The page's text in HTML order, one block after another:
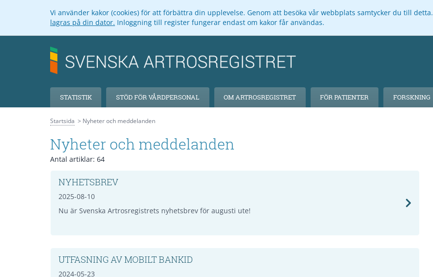
Vi använder kakor (cookies) för att förbättra din upplevelse. Genom att besöka vår webbplats samtycker du till detta.
lagras på din dator. Inloggning till register fungerar endast om kakor får användas.
STATISTIK STÖD FÖR VÅRDPERSONAL OM ARTROSREGISTRET FÖR PATIENTER FORSKNING
Startsida Nyheter och meddelanden
Nyheter och meddelanden
Antal artiklar: 64
NYHETSBREV
2025-08-10
Nu är Svenska Artrosregistrets nyhetsbrev för augusti ute!
UTFASNING AV MOBILT BANKID
2024-05-23